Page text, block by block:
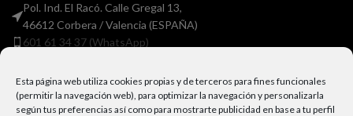
Esta página web utiliza cookies propias y de terceros para fines funcionales
(permitir la navegación web), para optimizar la navegación y personalizarla
según tus preferencias así como para mostrarte publicidad en base a tu perfil
Pol. Ind. El Racó. Calle Gregal 13,
46612 Corbera / Valencia (ESPAÑA)
601 61 34 37 (WhatsApp)